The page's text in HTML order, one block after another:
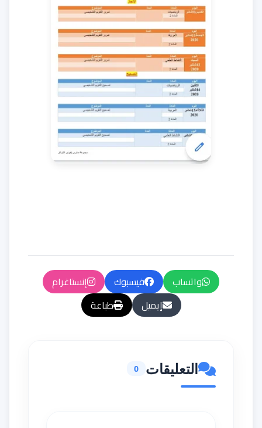
واتساب فيسبوك
إنستاغرام
إيميل
طباعة
التعليقات 0